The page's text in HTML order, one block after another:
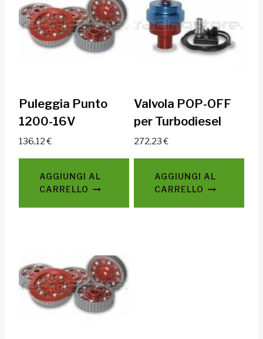
Puleggia Punto
1200-16V
136,12€
AGGIUNGI AL
CARRELLO
Valvola POP-OFF
per Turbodiesel
272,23€
AGGIUNGI AL
CARRELLO